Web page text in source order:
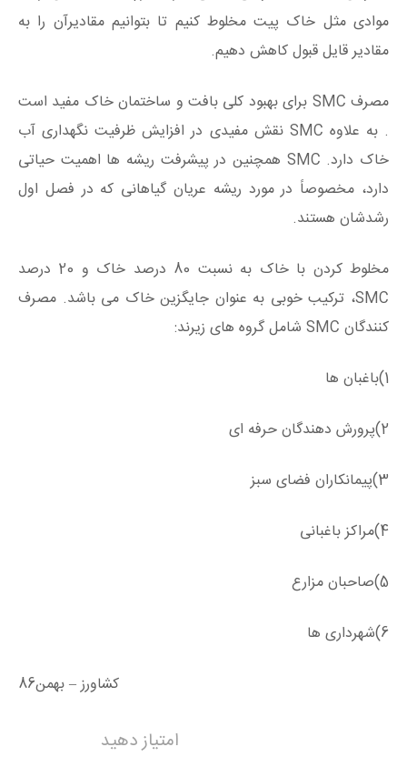
موادی مثل خاک پیت مخلوط کنیم تا بتوانیم مقادیرآن را به
مقادیر قایل قبول کاهش دهیم.
مصرف SMC برای بهبود کلی بافت و ساختمان خاک مفید است
. به علاوه SMC نقش مفیدی در افزایش ظرفیت نگهداری آب
خاک دارد. SMC همچنین در پیشرفت ریشه ها اهمیت حیاتی
دارد، مخصوصاً در مورد ریشه عریان گیاهانی که در فصل اول
رشدشان هستند.
مخلوط کردن با خاک به نسبت 80 درصد خاک و 20 درصد
SMC، ترکیب خوبی به عنوان جایگزین خاک می باشد. مصرف
کنندگان SMC شامل گروه های زیرند:
1)باغبان ها
2)پرورش دهندگان حرفه ای
3)پیمانکاران فضای سبز
4)مراکز باغبانی
5)صاحبان مزارع
6)شهرداری ها
کشاورز – بهمن86
امتیاز دهید